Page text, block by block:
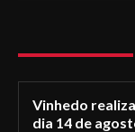
Vinhedo
dia 14 de